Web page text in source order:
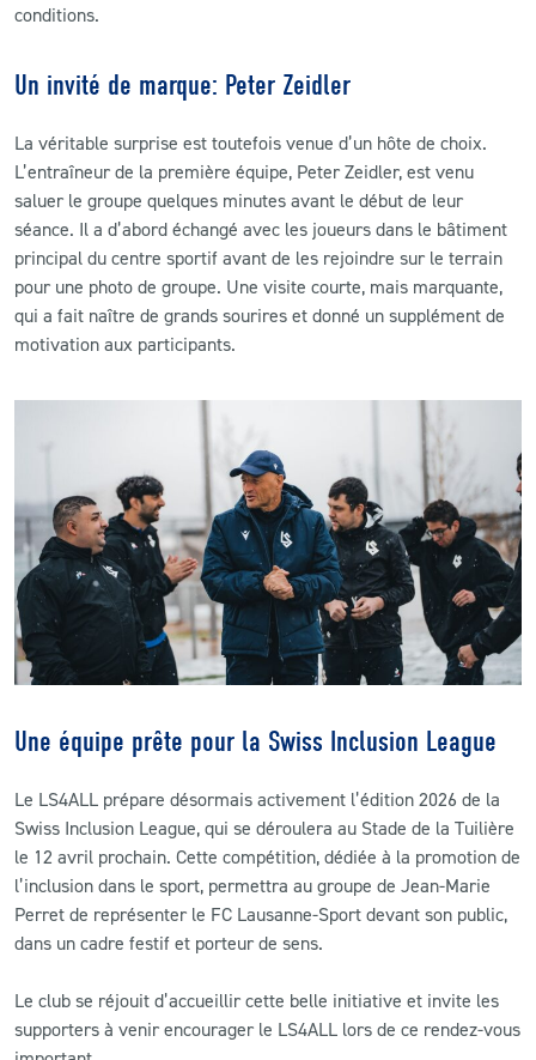
conditions.
Un invité de marque: Peter Zeidler
La véritable surprise est toutefois venue d’un hôte de choix.
L’entraîneur de la première équipe, Peter Zeidler, est venu
saluer le groupe quelques minutes avant le début de leur
séance. Il a d’abord échangé avec les joueurs dans le bâtiment
principal du centre sportif avant de les rejoindre sur le terrain
pour une photo de groupe. Une visite courte, mais marquante,
qui a fait naître de grands sourires et donné un supplément de
motivation aux participants.
Une équipe prête pour la Swiss Inclusion League
Le LS4ALL prépare désormais activement l’édition 2026 de la
Swiss Inclusion League, qui se déroulera au Stade de la Tuilière
le 12 avril prochain. Cette compétition, dédiée à la promotion de
l’inclusion dans le sport, permettra au groupe de Jean-Marie
Perret de représenter le FC Lausanne-Sport devant son public,
dans un cadre festif et porteur de sens.
Le club se réjouit d’accueillir cette belle initiative et invite les
supporters à venir encourager le LS4ALL lors de ce rendez-vous